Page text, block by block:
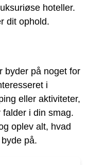
hoteller.
dit ophold.
byder på noget for
i
eller aktiviteter,
i din smag.
oplev alt, hvad
på.